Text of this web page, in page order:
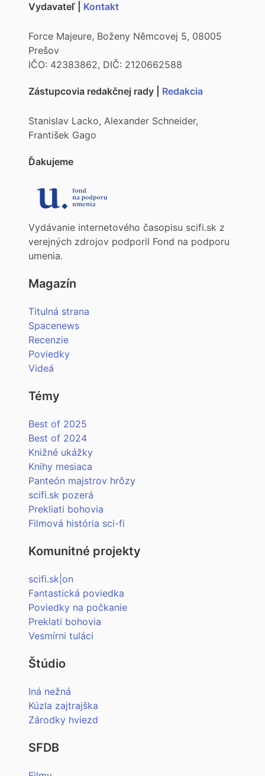
Vydavateľ | Kontakt
Force Majeure, Boženy Němcovej 5, 08005
Prešov
IČO: 42383862, DIČ: 2120662588
Zástupcovia redakčnej rady | Redakcia
Stanislav Lacko, Alexander Schneider,
František Gago
Ďakujeme
Vydávanie internetového časopisu scifi.sk z
verejných zdrojov podporil Fond na podporu
umenia.
Magazín
Titulná strana
Spacenews
Recenzie
Poviedky
Videá
Témy
Best of 2025
Best of 2024
Knižné ukážky
Knihy mesiaca
Panteón majstrov hrôzy
scifi.sk pozerá
Prekliati bohovia
Filmová história sci-fi
Komunitné projekty
scifi.sk|on
Fantastická poviedka
Poviedky na počkanie
Preklati bohovia
Vesmírni tuláci
Štúdio
Iná nežná
Kúzla zajtrajška
Zárodky hviezd
SFDB